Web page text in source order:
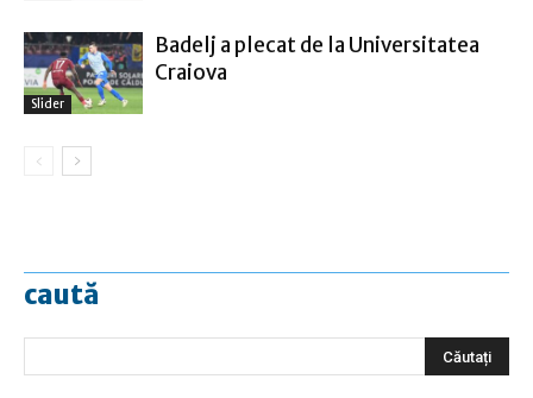
Slider
Badelj a plecat de la Universitatea
Craiova
caută